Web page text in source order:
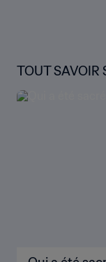
TOUT SAVOIR
MONDE U-20